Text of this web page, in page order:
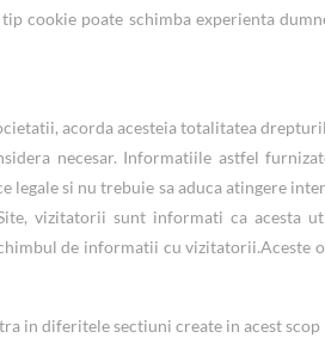
cookie poate schimba experienta
acorda acesteia totalitatea
necesar. Informatiile astfel
si nu trebuie sa aduca atingere
vizitatorii sunt informati ca acesta
de informatii cu
in diferitele sectiuni create in acest scop